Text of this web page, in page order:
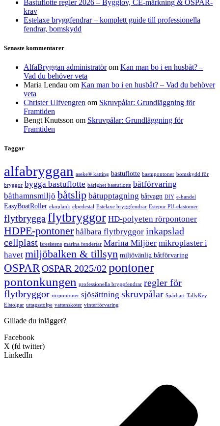
Bastuflotte regler 2026 – Bygglov, CE-märkning & OSPAR-
krav
Estelaxe bryggfendrar – komplett guide till professionella
fendrar, bomskydd
Senaste kommentarer
AlfaBryggan administratörom Kan man bo i en husbåt? –
Vad du behöver veta
Maria Lendau om Kan man bo i en husbåt? – Vad du behöver
veta
Christer Ulfvengren om Skruvpålar: Grundläggning för
Framtiden
Bengt Knutsson om Skruvpålar: Grundläggning för
Framtiden
Taggar
alfabryggan aseke® kätting bastuflotte bastupontoner bomskydd för
bryggor bygga bastuflotte bärighet bastuflotte båtförvaring
båthamnsmiljö båtslip båtupptagning båtvagn DIY e-handel
EasyBoatRoller ekoplank elpedestal Estelaxe bryggfendrar Estepur PU-elastomer
flytbrygga flytbryggor HD-polyeten rörpontoner
HDPE-pontoner hålbara flytbryggor inkapslad
cellplast isresistens marina fendertar Marina Miljöer mikroplaster i
havet miljöbalken & tillsyn miljövänlig båtförvaring
OSPAR OSPAR 2025/02 pontoner
pontonkungen professionella bryggfendrar regler för
flytbryggor rörpontoner sjösättning skruvpålar Spårbart TallyKey
Elstolpar uttagsstolpe vattenskoter vinterförvaring
Gillade du inlägget?
Facebook
X (fd twitter)
LinkedIn